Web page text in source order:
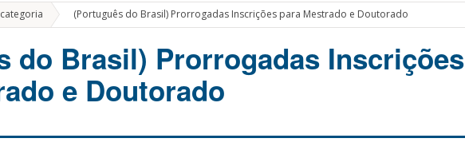
» (Português do Brasil) Prorrogadas Inscrições para Mestrado e Doutorado
do Brasil) Prorrogadas Inscrições
e Doutorado